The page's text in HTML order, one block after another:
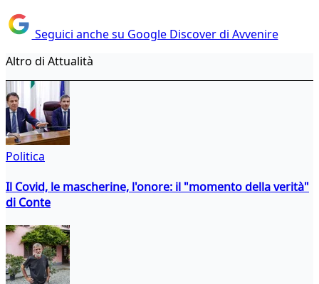
Seguici anche su Google Discover di Avvenire
Altro di Attualità
Politica
Il Covid, le mascherine, l'onore: il "momento della verità"
di Conte